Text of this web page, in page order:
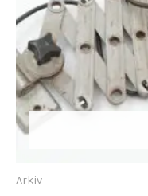
Arkiv